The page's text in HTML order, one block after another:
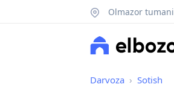
Olmazor tumani
Darvoza Sotish